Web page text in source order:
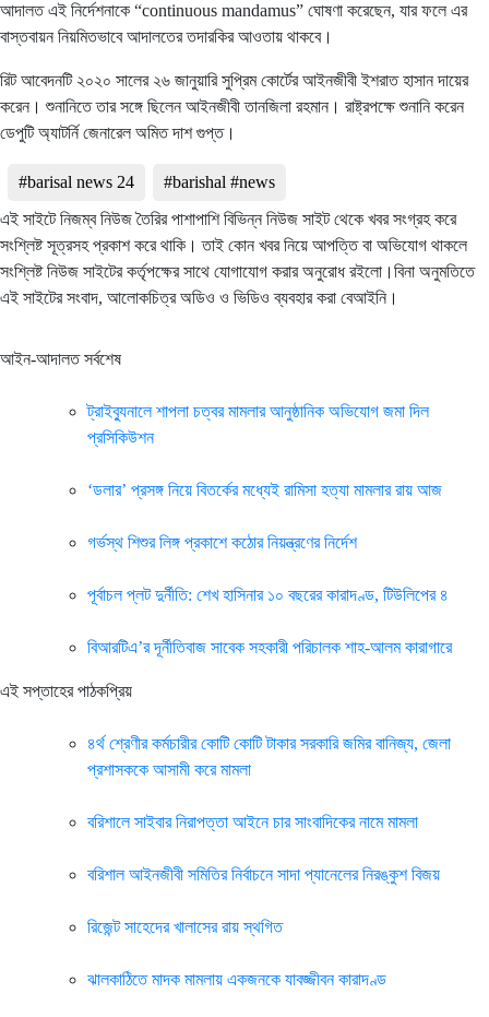
আদালত এই নির্দেশনাকে “continuous mandamus” ঘোষণা করেছেন, যার ফলে এর
বাস্তবায়ন নিয়মিতভাবে আদালতের তদারকির আওতায় থাকবে।
রিট আবেদনটি ২০২০ সালের ২৬ জানুয়ারি সুপ্রিম কোর্টের আইনজীবী ইশরাত হাসান দায়ের
করেন। শুনানিতে তার সঙ্গে ছিলেন আইনজীবী তানজিলা রহমান। রাষ্ট্রপক্ষে শুনানি করেন
ডেপুটি অ্যাটর্নি জেনারেল অমিত দাশ গুপ্ত।
#barisal news 24
#barishal #news
এই সাইটে নিজম্ব নিউজ তৈরির পাশাপাশি বিভিন্ন নিউজ সাইট থেকে খবর সংগ্রহ করে
সংশ্লিষ্ট সূত্রসহ প্রকাশ করে থাকি। তাই কোন খবর নিয়ে আপত্তি বা অভিযোগ থাকলে
সংশ্লিষ্ট নিউজ সাইটের কর্তৃপক্ষের সাথে যোগাযোগ করার অনুরোধ রইলো।বিনা অনুমতিতে
এই সাইটের সংবাদ, আলোকচিত্র অডিও ও ভিডিও ব্যবহার করা বেআইনি।
আইন-আদালত সর্বশেষ
ট্রাইব্যুনালে শাপলা চত্বর মামলার আনুষ্ঠানিক অভিযোগ জমা দিল
প্রসিকিউশন
‘ডলার’ প্রসঙ্গ নিয়ে বিতর্কের মধ্যেই রামিসা হত্যা মামলার রায় আজ
গর্ভস্থ শিশুর লিঙ্গ প্রকাশে কঠোর নিয়ন্ত্রণের নির্দেশ
পূর্বাচল প্লট দুর্নীতি: শেখ হাসিনার ১০ বছরের কারাদণ্ড, টিউলিপের ৪
বিআরটিএ’র দূর্নীতিবাজ সাবেক সহকারী পরিচালক শাহ-আলম কারাগারে
এই সপ্তাহের পাঠকপ্রিয়
৪র্থ শ্রেণীর কর্মচারীর কোটি কোটি টাকার সরকারি জমির বানিজ্য, জেলা
প্রশাসককে আসামী করে মামলা
বরিশালে সাইবার নিরাপত্তা আইনে চার সাংবাদিকের নামে মামলা
বরিশাল আইনজীবী সমিতির নির্বাচনে সাদা প্যানেলের নিরঙ্কুশ বিজয়
রিজেন্ট সাহেদের খালাসের রায় স্থগিত
ঝালকাঠিতে মাদক মামলায় একজনকে যাবজ্জীবন কারাদণ্ড